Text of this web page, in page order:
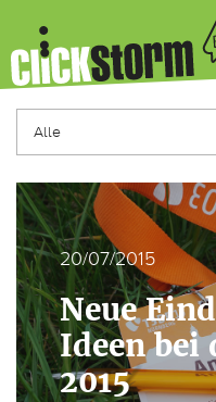
20/07/2015
Neue
Ideen bei
2015